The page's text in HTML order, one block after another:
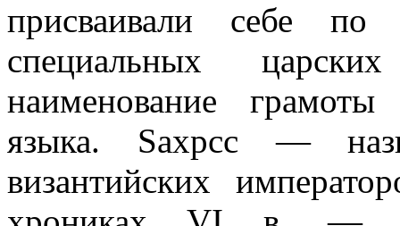
присваивали себе
специальных
наименование грамоты
языка. Saxpcc —
византийских